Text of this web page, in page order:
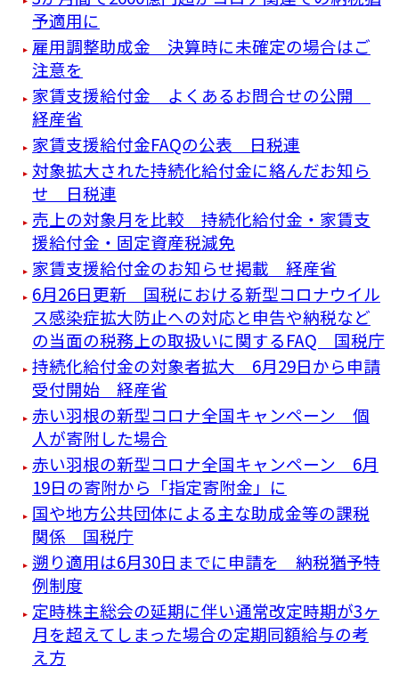
予適用に
雇用調整助成金 決算時に未確定の場合はご
注意を
家賃支援給付金 よくあるお問合せの公開
経産省
家賃支援給付金FAQの公表 日税連
対象拡大された持続化給付金に絡んだお知ら
せ 日税連
売上の対象月を比較 持続化給付金・家賃支
援給付金・固定資産税減免
家賃支援給付金のお知らせ掲載 経産省
6月26日更新 国税における新型コロナウイル
ス感染症拡大防止への対応と申告や納税など
の当面の税務上の取扱いに関するFAQ 国税庁
持続化給付金の対象者拡大 6月29日から申請
受付開始 経産省
赤い羽根の新型コロナ全国キャンペーン 個
人が寄附した場合
赤い羽根の新型コロナ全国キャンペーン 6月
19日の寄附から「指定寄附金」に
国や地方公共団体による主な助成金等の課税
関係 国税庁
遡り適用は6月30日までに申請を 納税猶予特
例制度
定時株主総会の延期に伴い通常改定時期が3ヶ
月を超えてしまった場合の定期同額給与の考
え方